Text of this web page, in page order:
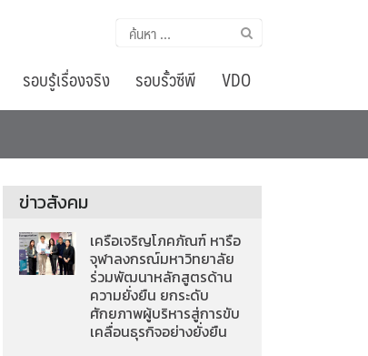
ค้นหา
รอบรู้เรื่องจริง รอบรั้วซีพี VDO
ข่าวสังคม
เครือเจริญโภคภัณฑ์ หารือ
จุฬาลงกรณ์มหาวิทยาลัย
ร่วมพัฒนาหลักสูตรด้าน
ความยั่งยืน ยกระดับ
ศักยภาพผู้บริหารสู่การขับ
เคลื่อนธุรกิจอย่างยั่งยืน